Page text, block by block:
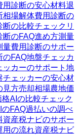
用診断の安心材料退
相場解体費用診断の
断の比較チェックリ
断のFAQ進め方測量
量費用診断のサポー
のFAQ地盤チェッカ
ッカーのサポート 地
チェッカーの安心材
見方売却相場農地価
格AIの比較チェック
のFAQ過払いの調べ
資産税ナビのサポー
用の流れ資産税ナビ